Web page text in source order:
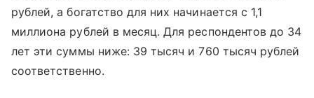
рублей, а богатство для них начинается с 1,1
миллиона рублей в месяц. Для респондентов до 34
лет эти суммы ниже: 39 тысяч и 760 тысяч рублей
соответственно.